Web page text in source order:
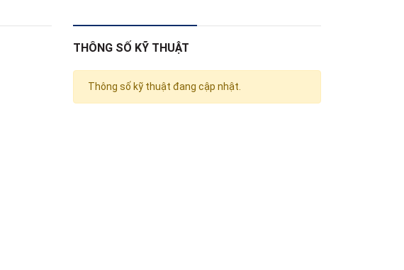
THÔNG SỐ KỸ THUẬT
Thông số kỹ thuật đang cập nhật.